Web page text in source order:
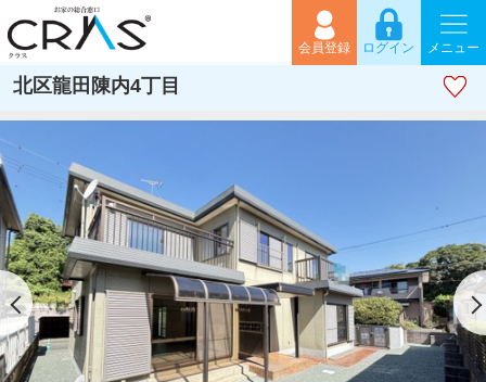
会員登録 ログイン メニュー
北区龍田陳内4丁目